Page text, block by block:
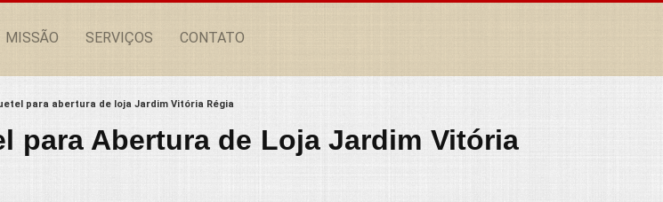
MISSÃO SERVIÇOS CONTATO
para abertura de loja Jardim Vitória Régia
para Abertura de Loja Jardim Vitória